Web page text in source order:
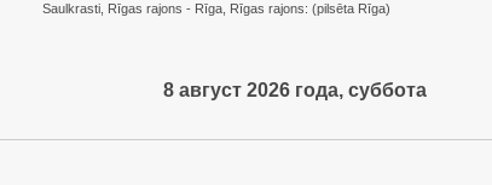
Saulkrasti, Rīgas rajons - Rīga, Rīgas rajons: (pilsēta Rīga)
8 август 2026 года, суббота